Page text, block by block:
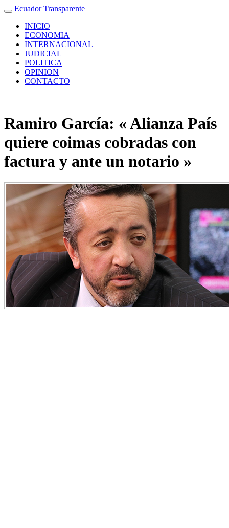
Ecuador Transparente
INICIO
ECONOMIA
INTERNACIONAL
JUDICIAL
POLITICA
OPINION
CONTACTO
Ramiro García: « Alianza País
quiere coimas cobradas con
factura y ante un notario »